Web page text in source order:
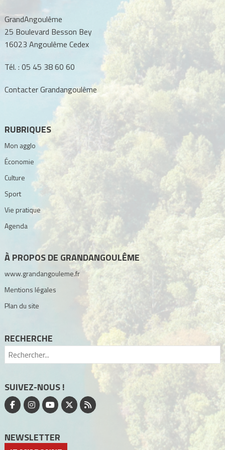
GrandAngoulême
25 Boulevard Besson Bey
16023 Angoulême Cedex
Tél. : 05 45 38 60 60
Contacter Grandangoulême
RUBRIQUES
Mon agglo
Économie
Culture
Sport
Vie pratique
Agenda
À PROPOS DE GRANDANGOULÊME
www.grandangouleme.fr
Mentions légales
Plan du site
RECHERCHE
SUIVEZ-NOUS !
NEWSLETTER